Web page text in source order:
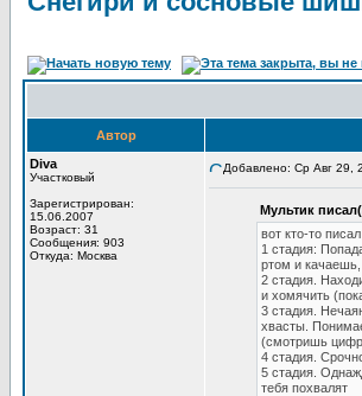
Автор
Diva
Участковый
Зарегистрирован:
15.06.2007
Возраст: 31
Сообщения: 903
Откуда: Москва
Добавлено: Ср Авг 29,
Мультик
вот кто-то писал
1 стадия:
ртом и
2 стадия.
и хомячить
3 стадия.
хвасты.
(смотришь
4 стадия.
5 стадия.
тебя похвалят